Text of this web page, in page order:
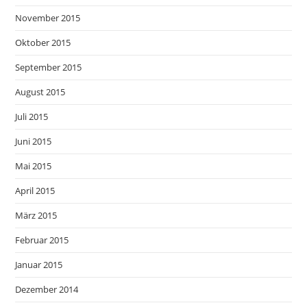
November 2015
Oktober 2015
September 2015
August 2015
Juli 2015
Juni 2015
Mai 2015
April 2015
März 2015
Februar 2015
Januar 2015
Dezember 2014